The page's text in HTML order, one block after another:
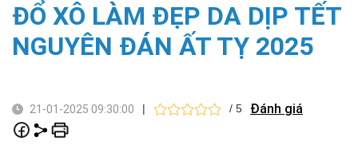
ĐỔ XÔ LÀM ĐẸP DA DỊP TẾT
NGUYÊN ĐÁN ẤT TỴ 2025
21-01-2025 09:30:00 | / 5 Đánh giá